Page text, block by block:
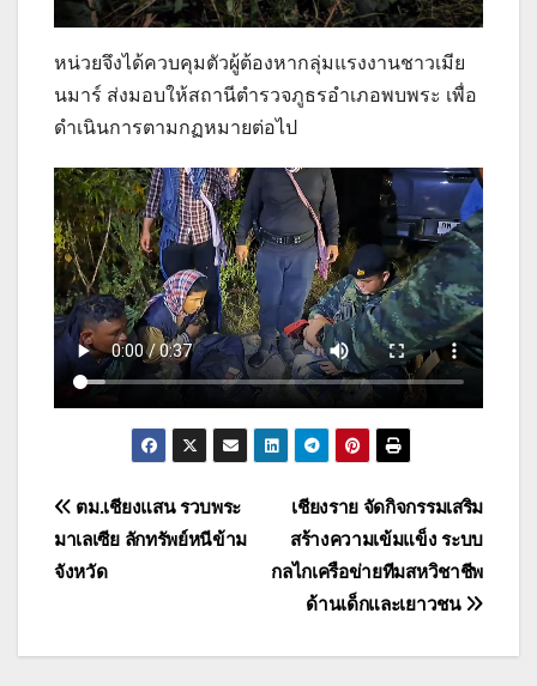
หน่วยจึงได้ควบคุมตัวผู้ต้องหากลุ่มแรงงานชาวเมีย
นมาร์ ส่งมอบให้สถานีตำรวจภูธรอำเภอพบพระ เพื่อ
ดำเนินการตามกฏหมายต่อไป
แนะแนว
เรื่อง
เชียงราย จัดกิจกรรมเสริม
สร้างความเข้มแข็ง ระบบ
กลไกเครือข่ายทีมสหวิชาชีพ
ด้านเด็กและเยาวชน
ตม.เชียงแสน รวบพระ
มาเลเซีย ลักทรัพย์หนีข้าม
จังหวัด